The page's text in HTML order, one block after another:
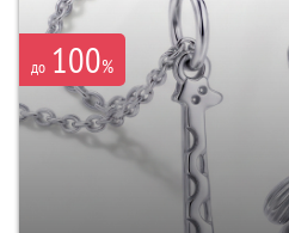
до 100%